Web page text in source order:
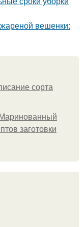
вешенки:
сорта
заготовки